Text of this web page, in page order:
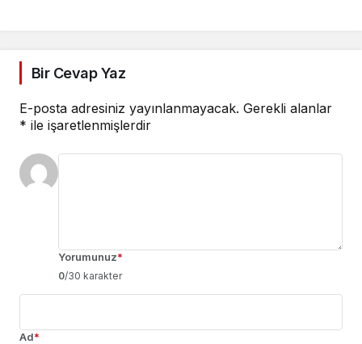
Bir Cevap Yaz
E-posta adresiniz yayınlanmayacak. Gerekli alanlar
* ile işaretlenmişlerdir
Yorumunuz*
0/30 karakter
Ad*